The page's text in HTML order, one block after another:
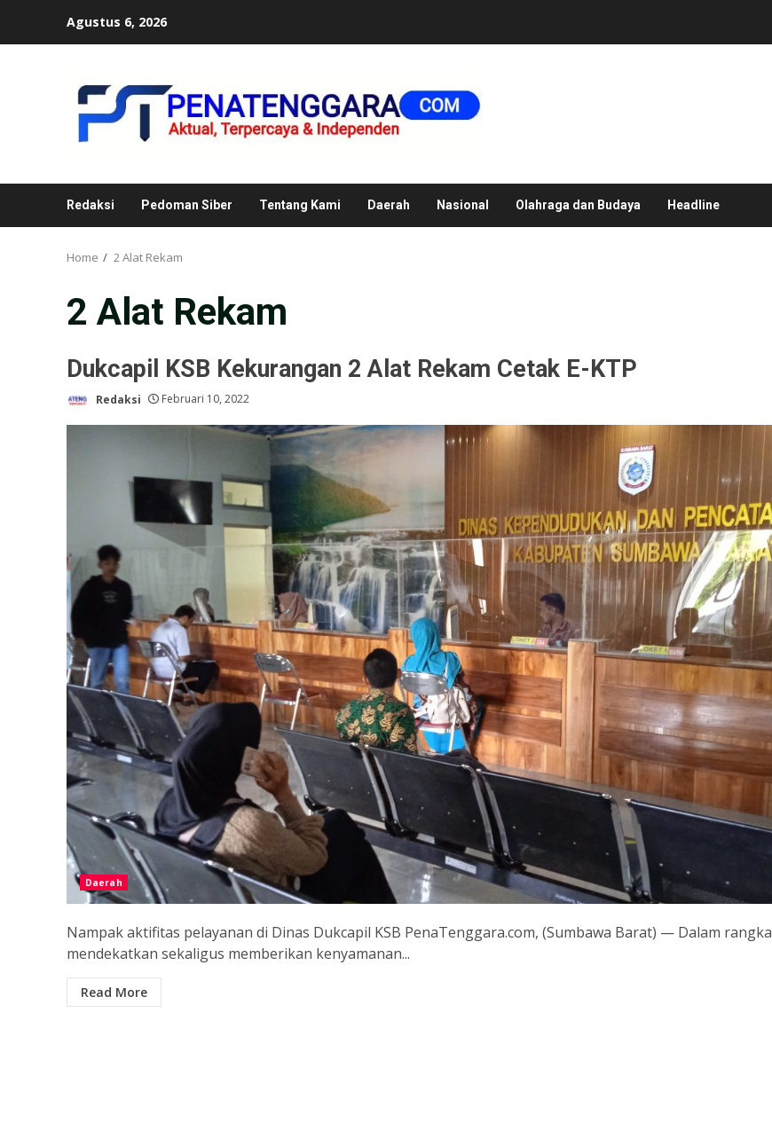
Agustus 6, 2026
Redaksi Pedoman Siber Tentang Kami Daerah Nasional Olahraga dan Budaya Headline
Home 2 Alat Rekam
2 Alat Rekam
Dukcapil KSB Kekurangan 2 Alat Rekam Cetak E-KTP
Redaksi Februari 10, 2022
Daerah
Nampak aktifitas pelayanan di Dinas Dukcapil KSB PenaTenggara.com, (Sumbawa Barat) — Dalam rangka
mendekatkan sekaligus memberikan kenyamanan...
Read More